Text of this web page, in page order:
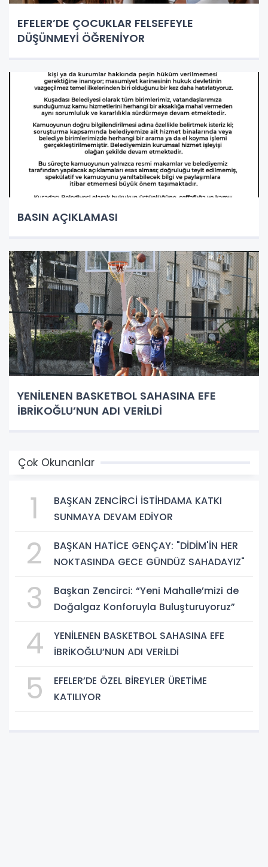
EFELER’DE ÇOCUKLAR FELSEFEYLE
DÜŞÜNMEYİ ÖĞRENİYOR
BASIN AÇIKLAMASI
YENİLENEN BASKETBOL SAHASINA EFE
İBRİKOĞLU’NUN ADI VERİLDİ
Çok Okunanlar
1
BAŞKAN ZENCİRCİ İSTİHDAMA KATKI
SUNMAYA DEVAM EDİYOR
2
BAŞKAN HATİCE GENÇAY: "DİDİM'İN HER
NOKTASINDA GECE GÜNDÜZ SAHADAYIZ"
3
Başkan Zencirci: “Yeni Mahalle’mizi de
Doğalgaz Konforuyla Buluşturuyoruz”
4
YENİLENEN BASKETBOL SAHASINA EFE
İBRİKOĞLU’NUN ADI VERİLDİ
5
EFELER’DE ÖZEL BİREYLER ÜRETİME
KATILIYOR